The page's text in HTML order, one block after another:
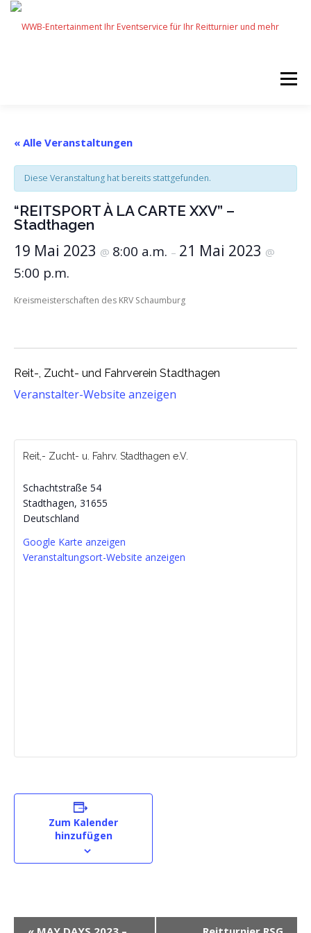
Zum
springen
Menü
UNSERE PARTNER IMPRESSUM
« Alle Veranstaltungen
Diese Veranstaltung hat bereits stattgefunden.
“REITSPORT À LA CARTE XXV” –
Stadthagen
19 Mai 2023 @ 8:00 a.m. – 21 Mai 2023 @
5:00 p.m.
Kreismeisterschaften des KRV Schaumburg
Reit-, Zucht- und Fahrverein Stadthagen
Veranstalter-Website anzeigen
Reit,- Zucht- u. Fahrv. Stadthagen e.V.
Schachtstraße 54
Stadthagen, 31655
Deutschland
Google Karte anzeigen
Veranstaltungsort-Website anzeigen
Zum Kalender
hinzufügen